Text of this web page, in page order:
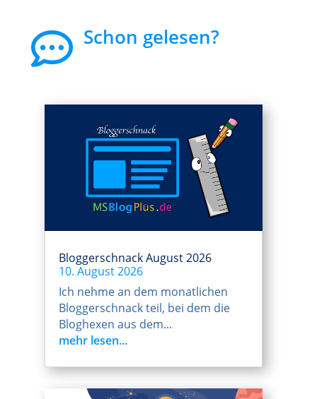
 Schon gelesen?
Bloggerschnack August 2026
10. August 2026
Ich nehme an dem monatlichen
Bloggerschnack teil, bei dem die
Bloghexen aus dem...
mehr lesen...